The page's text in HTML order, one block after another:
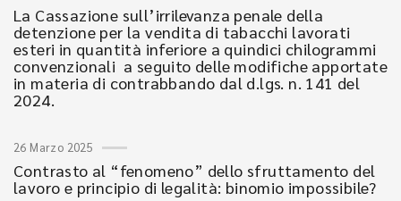
La Cassazione sull’irrilevanza penale della
detenzione per la vendita di tabacchi lavorati
esteri in quantità inferiore a quindici chilogrammi
convenzionali a seguito delle modifiche apportate
in materia di contrabbando dal d.lgs. n. 141 del
2024.
26 Marzo 2025
Contrasto al “fenomeno” dello sfruttamento del
lavoro e principio di legalità: binomio impossibile?